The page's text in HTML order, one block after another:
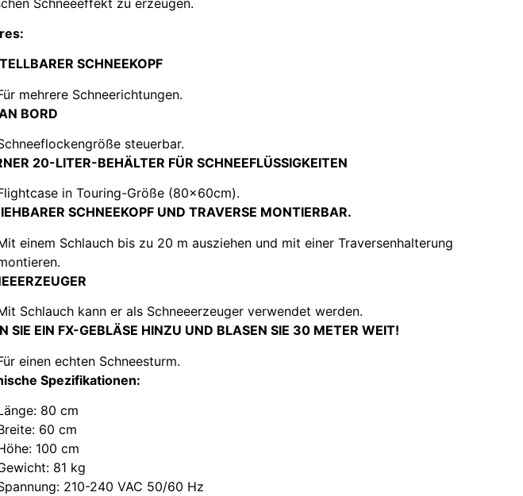
SCHNEEKOPF
mehrere Schneerichtungen.
BORD
steuerbar.
20-LITER-BEHÄLTER FÜR SCHNEEFLÜSSIGKEITEN
in Touring-Größe (80x60cm).
SCHNEEKOPF UND TRAVERSE MONTIERBAR.
einem Schlauch bis zu 20 m ausziehen und mit einer Traversenhalterung
Schlauch kann er als Schneeerzeuger verwendet werden.
SIE EIN FX-GEBLÄSE HINZU UND BLASEN SIE 30 METER WEIT!
einen echten Schneesturm.
Spezifikationen:
80 cm
60 cm
100 cm
81 kg
210-240 VAC 50/60 Hz